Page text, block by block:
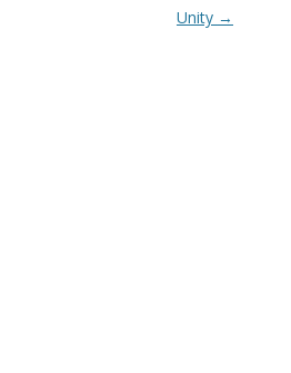
Unity →